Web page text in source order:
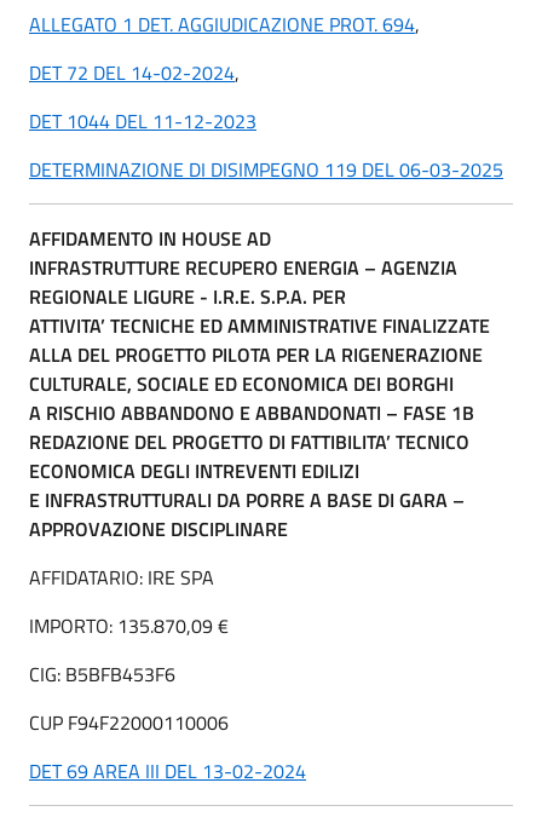
ALLEGATO 1 DET. AGGIUDICAZIONE PROT. 694,
DET 72 DEL 14-02-2024,
DET 1044 DEL 11-12-2023
DETERMINAZIONE DI DISIMPEGNO 119 DEL 06-03-2025
AFFIDAMENTO IN HOUSE AD
INFRASTRUTTURE RECUPERO ENERGIA – AGENZIA
REGIONALE LIGURE - I.R.E. S.P.A. PER
ATTIVITA’ TECNICHE ED AMMINISTRATIVE FINALIZZATE
ALLA DEL PROGETTO PILOTA PER LA RIGENERAZIONE
CULTURALE, SOCIALE ED ECONOMICA DEI BORGHI
A RISCHIO ABBANDONO E ABBANDONATI – FASE 1B
REDAZIONE DEL PROGETTO DI FATTIBILITA’ TECNICO
ECONOMICA DEGLI INTREVENTI EDILIZI
E INFRASTRUTTURALI DA PORRE A BASE DI GARA –
APPROVAZIONE DISCIPLINARE
AFFIDATARIO: IRE SPA
IMPORTO: 135.870,09 €
CIG: B5BFB453F6
CUP F94F22000110006
DET 69 AREA III DEL 13-02-2024